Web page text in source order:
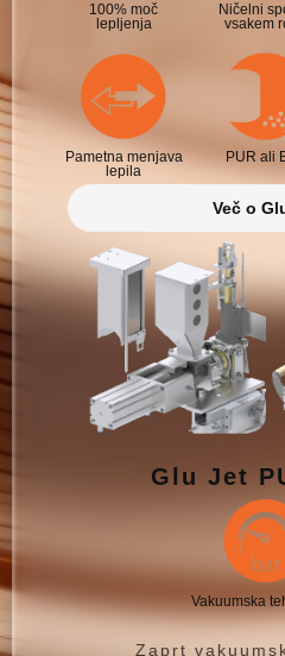
100% moč
lepljenja
Ničelni
vsakem
Pametna menjava
lepila
PUR ali
Več o
Glu Jet
Vakuumska
Zaprt